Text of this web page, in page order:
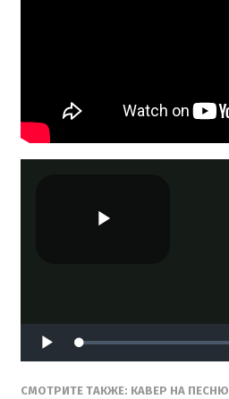
СМОТРИТЕ ТАКЖЕ: КАВЕР НА ПЕСНЮ